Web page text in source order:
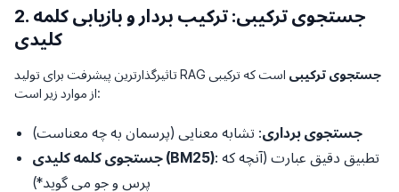
2. جستجوی ترکیبی: ترکیب بردار و بازیابی کلمه
کلیدی
تاثیرگذارترین پیشرفت برای تولید RAG جستجوی ترکیبی است که ترکیبی
از موارد زیر است:
جستجوی برداری: تشابه معنایی (پرسمان به چه معناست)
جستجوی کلمه کلیدی (BM25): تطبیق دقیق عبارت (آنچه که
پرس و جو می گوید*)